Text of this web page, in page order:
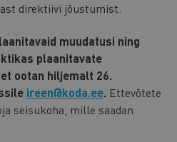
direktiivi jõustumist.
muudatusi ning
plaanitavate
ootan hiljemalt 26.
ireen@koda.ee. Ettevõtete
seisukoha, mille saadan